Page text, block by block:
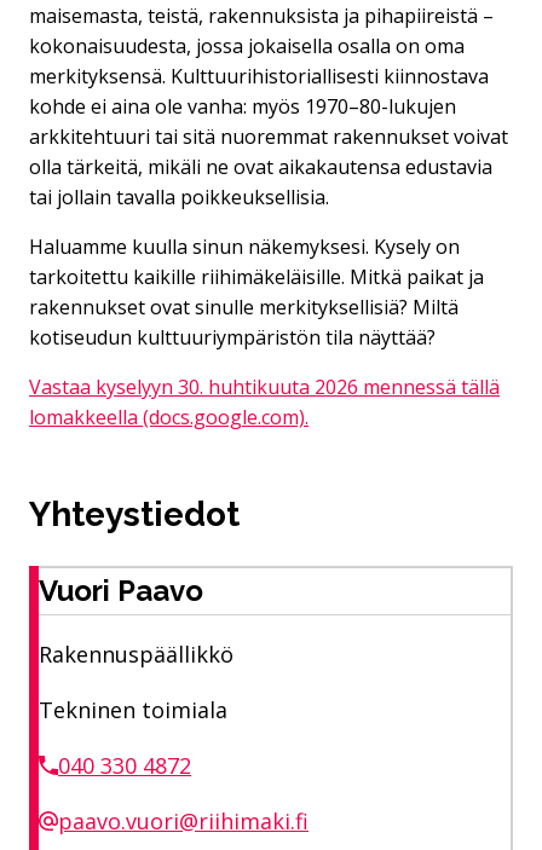
maisemasta, teistä, rakennuksista ja pihapiireistä –
kokonaisuudesta, jossa jokaisella osalla on oma
merkityksensä. Kulttuurihistoriallisesti kiinnostava
kohde ei aina ole vanha: myös 1970–80-lukujen
arkkitehtuuri tai sitä nuoremmat rakennukset voivat
olla tärkeitä, mikäli ne ovat aikakautensa edustavia
tai jollain tavalla poikkeuksellisia.
Haluamme kuulla sinun näkemyksesi. Kysely on
tarkoitettu kaikille riihimäkeläisille. Mitkä paikat ja
rakennukset ovat sinulle merkityksellisiä? Miltä
kotiseudun kulttuuriympäristön tila näyttää?
Vastaa kyselyyn 30. huhtikuuta 2026 mennessä tällä
lomakkeella (docs.google.com).
Yhteystiedot
Vuori Paavo
Rakennuspäällikkö
Tekninen toimiala
040 330 4872
paavo.vuori@riihimaki.fi